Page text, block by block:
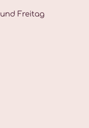
Freitag